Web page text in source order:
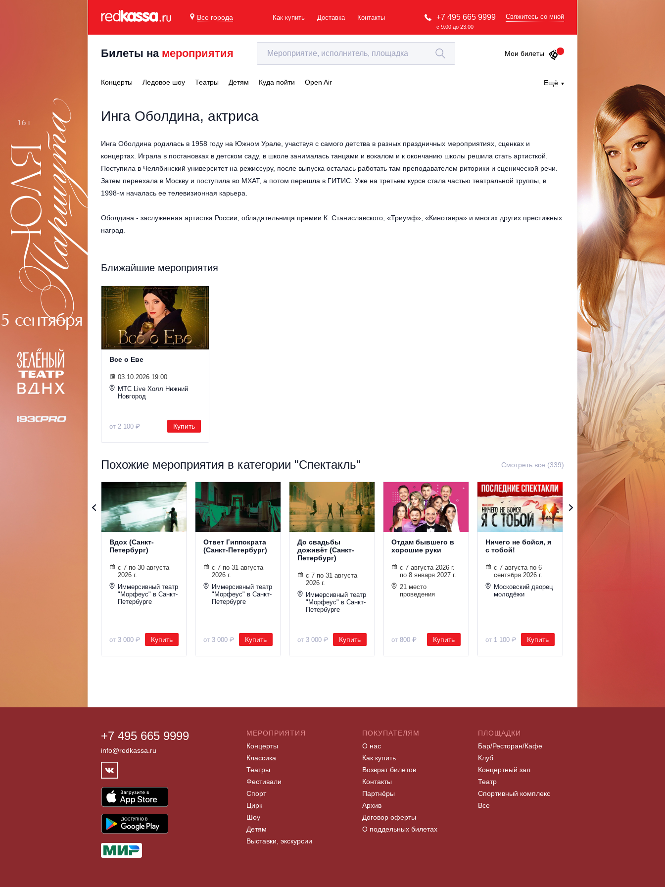
Все города Как купить Доставка Контакты +7 495 665 9999
с 9:00 до 23:00
Свяжитесь со мной
Билеты на мероприятия Мои билеты
Концерты Ледовое шоу Театры Детям Куда пойти Open Air Ещё
Инга Оболдина, актриса
Инга Оболдина родилась в 1958 году на Южном Урале, участвуя с самого детства в разных праздничных мероприятиях, сценках и
концертах. Играла в постановках в детском саду, в школе занималась танцами и вокалом и к окончанию школы решила стать артисткой.
Поступила в Челябинский университет на режиссуру, после выпуска осталась работать там преподавателем риторики и сценической речи.
Затем переехала в Москву и поступила во МХАТ, а потом перешла в ГИТИС. Уже на третьем курсе стала частью театральной труппы, в
1998-м началась ее телевизионная карьера.
Оболдина - заслуженная артистка России, обладательница премии К. Станиславского, «Триумф», «Кинотавра» и многих других престижных
наград.
Ближайшие мероприятия
Все о Еве
03.10.2026 19:00
МТС Live Холл Нижний
Новгород
от 2 100 ₽ Купить
Похожие мероприятия в категории "Спектакль" Смотреть все (339)
Вдох (Санкт-
Петербург)
с 7 по 30 августа
2026 г.
Иммерсивный театр
"Морфеус" в Санкт-
Петербурге
от 3 000 ₽ Купить
Ответ Гиппократа
(Санкт-Петербург)
с 7 по 31 августа
2026 г.
Иммерсивный театр
"Морфеус" в Санкт-
Петербурге
от 3 000 ₽ Купить
До свадьбы
доживёт (Санкт-
Петербург)
с 7 по 31 августа
2026 г.
Иммерсивный театр
"Морфеус" в Санкт-
Петербурге
от 3 000 ₽ Купить
Отдам бывшего в
хорошие руки
с 7 августа 2026 г.
по 8 января 2027 г.
21 место
проведения
от 800 ₽ Купить
Ничего не бойся, я
с тобой!
с 7 августа по 6
сентября 2026 г.
Московский дворец
молодёжи
от 1 100 ₽ Купить
+7 495 665 9999
info@redkassa.ru
МЕРОПРИЯТИЯ
Концерты
Классика
Театры
Фестивали
Спорт
Цирк
Шоу
Детям
Выставки, экскурсии
ПОКУПАТЕЛЯМ
О нас
Как купить
Возврат билетов
Контакты
Партнёры
Архив
Договор оферты
О поддельных билетах
ПЛОЩАДКИ
Бар/Ресторан/Кафе
Клуб
Концертный зал
Театр
Спортивный комплекс
Все